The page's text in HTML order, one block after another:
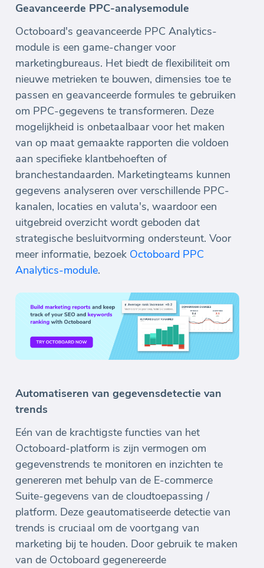
Geavanceerde PPC-analysemodule
Octoboard's geavanceerde PPC Analytics-
module is een game-changer voor
marketingbureaus. Het biedt de flexibiliteit om
nieuwe metrieken te bouwen, dimensies toe te
passen en geavanceerde formules te gebruiken
om PPC-gegevens te transformeren. Deze
mogelijkheid is onbetaalbaar voor het maken
van op maat gemaakte rapporten die voldoen
aan specifieke klantbehoeften of
branchestandaarden. Marketingteams kunnen
gegevens analyseren over verschillende PPC-
kanalen, locaties en valuta's, waardoor een
uitgebreid overzicht wordt geboden dat
strategische besluitvorming ondersteunt. Voor
meer informatie, bezoek Octoboard PPC
Analytics-module.
Automatiseren van gegevensdetectie van
trends
Eén van de krachtigste functies van het
Octoboard-platform is zijn vermogen om
gegevenstrends te monitoren en inzichten te
genereren met behulp van de E-commerce
Suite-gegevens van de cloudtoepassing /
platform. Deze geautomatiseerde detectie van
trends is cruciaal om de voortgang van
marketing bij te houden. Door gebruik te maken
van de Octoboard gegenereerde